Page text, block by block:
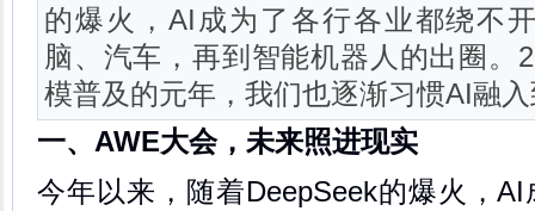
的爆火，AI成为了各行各业都绕不
脑、汽车，再到智能机器人的出圈。
模普及的元年，我们也逐渐习惯AI融
一、AWE大会，未来照进现实
今年以来，随着DeepSeek的爆火，